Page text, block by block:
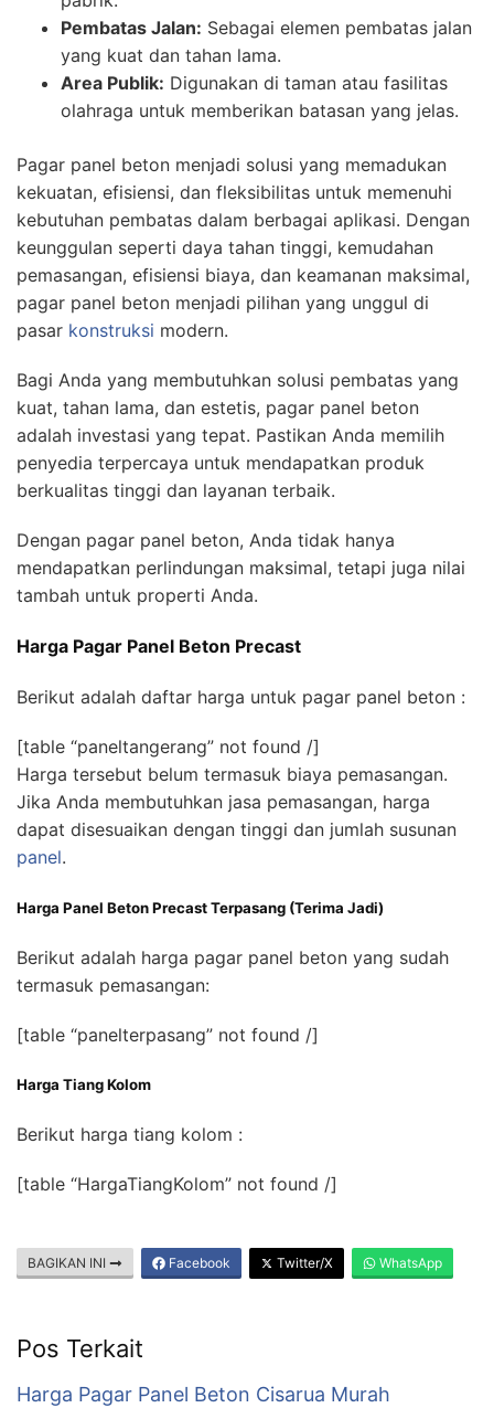
Pembatas Jalan: Sebagai elemen pembatas jalan
yang kuat dan tahan lama.
Area Publik: Digunakan di taman atau fasilitas
olahraga untuk memberikan batasan yang jelas.
Pagar panel beton menjadi solusi yang memadukan
kekuatan, efisiensi, dan fleksibilitas untuk memenuhi
kebutuhan pembatas dalam berbagai aplikasi. Dengan
keunggulan seperti daya tahan tinggi, kemudahan
pemasangan, efisiensi biaya, dan keamanan maksimal,
pagar panel beton menjadi pilihan yang unggul di
pasar konstruksi modern.
Bagi Anda yang membutuhkan solusi pembatas yang
kuat, tahan lama, dan estetis, pagar panel beton
adalah investasi yang tepat. Pastikan Anda memilih
penyedia terpercaya untuk mendapatkan produk
berkualitas tinggi dan layanan terbaik.
Dengan pagar panel beton, Anda tidak hanya
mendapatkan perlindungan maksimal, tetapi juga nilai
tambah untuk properti Anda.
Harga Pagar Panel Beton Precast
Berikut adalah daftar harga untuk pagar panel beton :
[table “paneltangerang” not found /]
Harga tersebut belum termasuk biaya pemasangan.
Jika Anda membutuhkan jasa pemasangan, harga
dapat disesuaikan dengan tinggi dan jumlah susunan
panel.
Harga Panel Beton Precast Terpasang (Terima Jadi)
Berikut adalah harga pagar panel beton yang sudah
termasuk pemasangan:
[table “panelterpasang” not found /]
Harga Tiang Kolom
Berikut harga tiang kolom :
[table “HargaTiangKolom” not found /]
BAGIKAN INI Facebook Twitter/X WhatsApp
Pos Terkait
Harga Pagar Panel Beton Cisarua Murah